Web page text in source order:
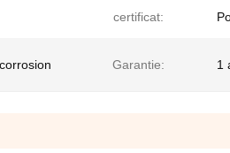
certificat:
Garantie: 1